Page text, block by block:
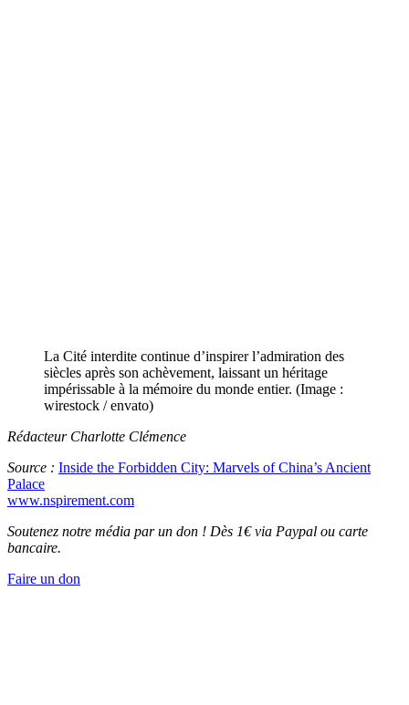
La Cité interdite continue d’inspirer l’admiration des
siècles après son achèvement, laissant un héritage
impérissable à la mémoire du monde entier. (Image :
wirestock / envato)
Rédacteur Charlotte Clémence
Source : Inside the Forbidden City: Marvels of China’s Ancient
Palace
www.nspirement.com
Soutenez notre média par un don ! Dès 1€ via Paypal ou carte
bancaire.
Faire un don